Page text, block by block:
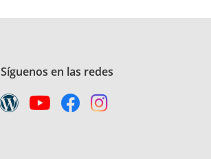
Síguenos en las redes